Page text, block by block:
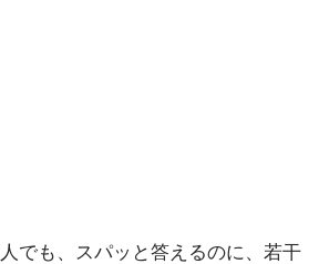
でも、スパッと答えるのに、若干